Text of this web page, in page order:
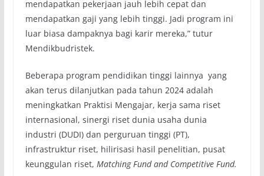
mendapatkan pekerjaan jauh lebih cepat dan
mendapatkan gaji yang lebih tinggi. Jadi program ini
luar biasa dampaknya bagi karir mereka,” tutur
Mendikbudristek.
Beberapa program pendidikan tinggi lainnya yang
akan terus dilanjutkan pada tahun 2024 adalah
meningkatkan Praktisi Mengajar, kerja sama riset
internasional, sinergi riset dunia usaha dunia
industri (DUDI) dan perguruan tinggi (PT),
infrastruktur riset, hilirisasi hasil penelitian, pusat
keunggulan riset, Matching Fund and Competitive Fund.